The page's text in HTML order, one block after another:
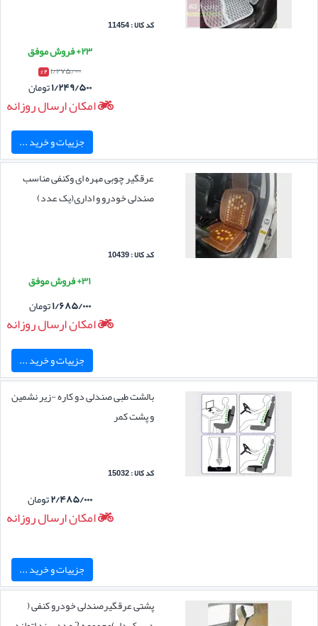
کد کالا : 11454
۲۳+ فروش موفق
۱/۲۷۵/۰۰۰ ۲ %
۱/۲۴۹/۵۰۰تومان
امکان ارسال روزانه
جزییات و خرید ...
عرقگیر چوبی مهره ای وکنفی مناسب
صندلی خودرو و اداری(یک عدد)
کد کالا : 10439
۳۱+ فروش موفق
۱/۶۸۵/۰۰۰تومان
امکان ارسال روزانه
جزییات و خرید ...
بالشت طبی صندلی دو کاره -زیر نشمین
و پشت کمر
کد کالا : 15032
۲/۴۸۵/۰۰۰تومان
امکان ارسال روزانه
جزییات و خرید ...
پشتی عرقگیرصندلی خودرو کنفی (